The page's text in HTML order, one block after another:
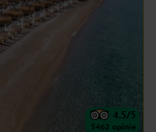
4.5/5
5462 opinie